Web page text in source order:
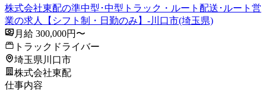
株式会社東配の準中型･中型トラック・ルート配送･ルート営
業の求人【シフト制・日勤のみ】-川口市(埼玉県)
月給 300,000円〜
トラックドライバー
埼玉県川口市
株式会社東配
仕事内容